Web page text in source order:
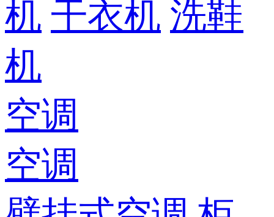
机 干衣机 洗鞋
机
空调
空调